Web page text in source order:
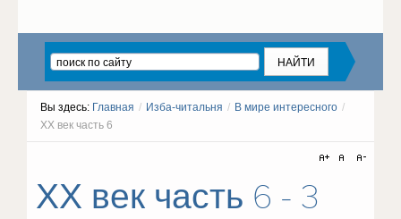
Вы здесь: Главная / Изба-читальня / В мире интересного /
ХХ век часть 6
ХХ век часть 6 - 3